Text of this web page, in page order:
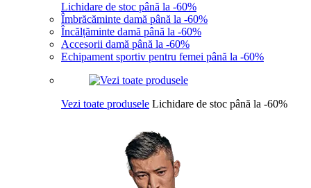
Lichidare de stoc până la -60%
Îmbrăcăminte damă până la -60%
Încălțăminte damă până la -60%
Accesorii damă până la -60%
Echipament sportiv pentru femei până la -60%
Vezi toate produsele Lichidare de stoc până la -60%